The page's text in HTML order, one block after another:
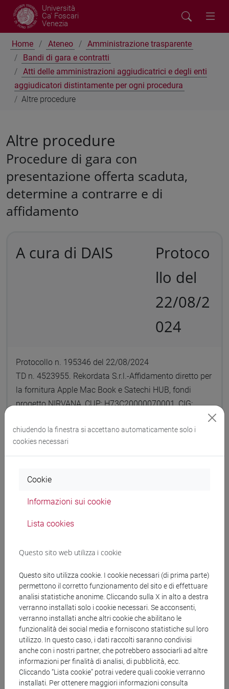
Università
Ca' Foscari
Venezia
Home Ateneo
Amministrazione trasparente
Bandi di gara e contratti
Atti delle amministrazioni aggiudicatrici e degli enti
aggiudicatori distintamente per ogni procedura
Altre procedure
Altre procedure
Procedure di gara con
presentazione offerta scaduta,
determine a contrarre e di
affidamento
A cura di DAIS
Protoco
llo del
22/08/2
024
Protocollo n. 195346 del 22/08/2024
TD n. 4523955. Rekordata S.r.l.-Affidamento diretto per
la fornitura Apple Mac Book e Satechi HUB, fondi
progetto NIRVANA, CUP: H73C20000070001, CIG:
bando
DET. A CONTRARRE- NIRVANA PRIN-
ROSSI.pdf
Banca Dati Nazionale dei Contratti Pubblici
Torna all'elenco dei bandi
chiudendo la finestra si accettano automaticamente solo i
cookies necessari
Cookie
Informazioni sui cookie
Lista cookies
Questo sito web utilizza i cookie
Questo sito utilizza cookie. I cookie necessari (di prima parte)
permettono il corretto funzionamento del sito e di effettuare
analisi statistiche anonime. Cliccando sulla X in alto a destra
verranno installati solo i cookie necessari. Se acconsenti,
verranno installati anche altri cookie che abilitano le
funzionalità dei social media e forniscono statistiche sul loro
utilizzo. In questo caso, i dati raccolti saranno condivisi
anche con i nostri partner, che potrebbero associarli ad altre
informazioni per finalità di analisi, di pubblicità, ecc.
Cliccando “Lista cookie” potrai vedere quali cookie verranno
installati. Per ottenere maggiori informazioni consulta